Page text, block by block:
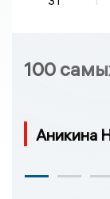
100
Аникина